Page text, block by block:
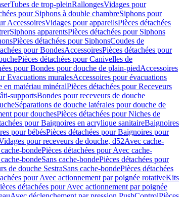
Tubes de trop-pleinRallongesVidages pour
pour Siphons à double chambreSiphons pour
AccessoiresVidages pour appareilsPièces détachées
Siphons apparentsPièces détachées pour Siphons
Pièces détachées pour SiphonsCoudes de
pour BondesAccessoiresPièces détachées pour
Pièces détachées pour Canivelles de
pour Bondes pour douche de plain-piedAccessoires
Evacuations muralesAccessoires pour évacuations
en matériau minéralPièces détachées pour Receveurs
supportsBondes pour receveurs de douche
Séparations de douche latérales pour douche de
pour douchesPièces détachées pour Niches de
pour Baignoires en acrylique sanitaireBaignoires
pour bébésPièces détachées pour Baignoires pour
pour receveurs de douche, d52Avec cache-
bondePièces détachées pour Avec cache-
bondeSans cache-bondePièces détachées pour
de douche SestraSans cache-bondePièces détachées
pour Avec actionnement par poignée rotativeKits
détachées pour Avec actionnement par poignée